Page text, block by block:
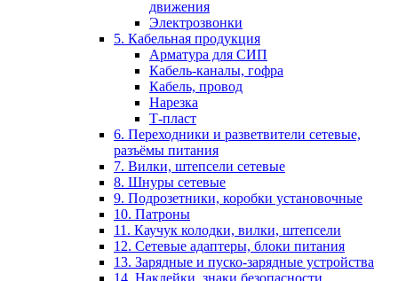
движения
Электрозвонки
5. Кабельная продукция
Арматура для СИП
Кабель-каналы, гофра
Кабель, провод
Нарезка
Т-пласт
6. Переходники и разветвители сетевые,
разъёмы питания
7. Вилки, штепсели сетевые
8. Шнуры сетевые
9. Подрозетники, коробки установочные
10. Патроны
11. Каучук колодки, вилки, штепсели
12. Сетевые адаптеры, блоки питания
13. Зарядные и пуско-зарядные устройства
14. Наклейки, знаки безопасности